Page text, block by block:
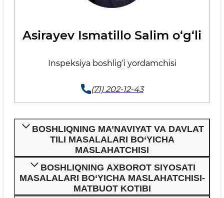
Asirayev Ismatillo Salim o‘g‘li
Inspeksiya boshlig‘i yordamchisi
(71) 202-12-43
BOSHLIQNING MA’NAVIYAT VA DAVLAT
TILI MASALALARI BO‘YICHA
MASLAHATCHISI
BOSHLIQNING AXBOROT SIYOSATI
MASALALARI BO‘YICHA MASLAHATCHISI-
MATBUOT KOTIBI